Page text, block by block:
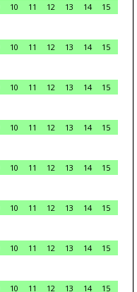
10 11 12 13 14
15
10 11 12 13 14
15
10 11 12 13 14
15
10 11 12 13 14
15
10 11 12 13 14
15
10 11 12 13 14
15
10 11 12 13 14
15
10 11 12 13 14 15